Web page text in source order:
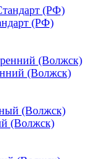
(РФ)
(Волжск)
(Волжск)